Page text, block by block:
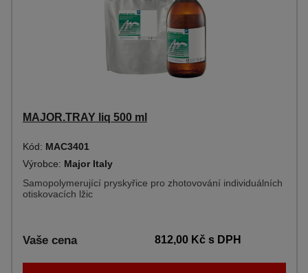
MAJOR.TRAY liq 500 ml
Kód: MAC3401
Výrobce: Major Italy
Samopolymerující pryskyřice pro zhotovování individuálních
otiskovacích lžic
Vaše cena 812,00 Kčs DPH